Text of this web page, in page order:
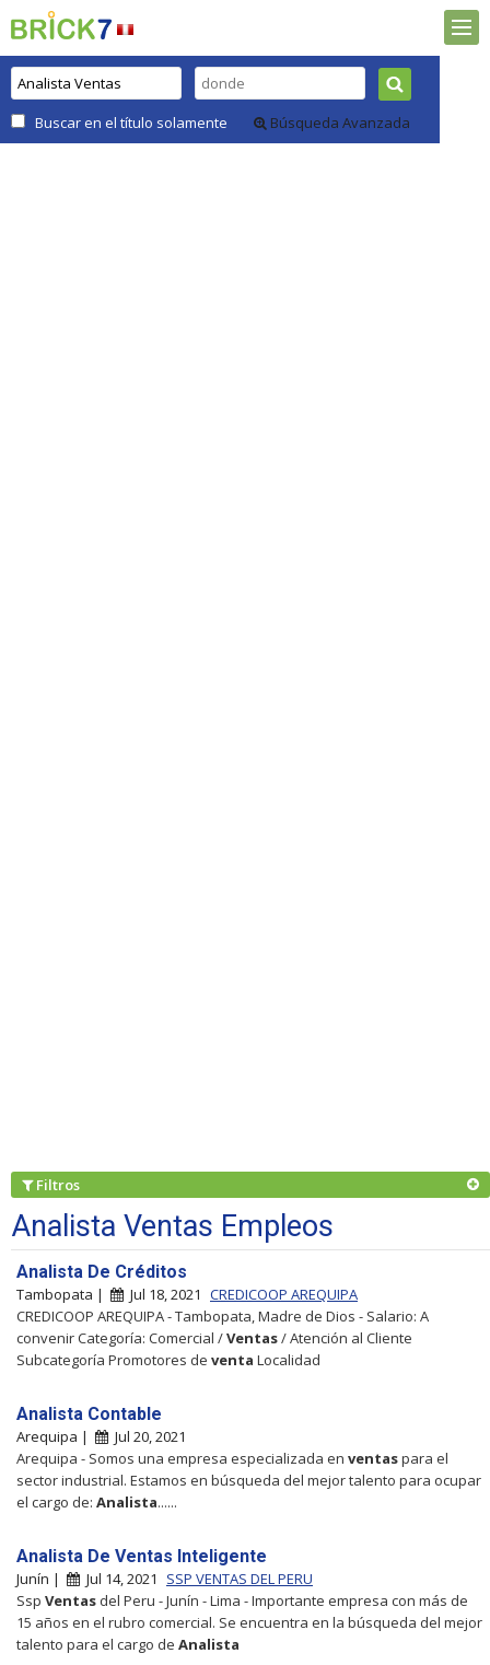
Buscar en el título solamente Búsqueda Avanzada
Filtros
Analista Ventas Empleos
Analista De Créditos
Tambopata | Jul 18, 2021 CREDICOOP AREQUIPA
CREDICOOP AREQUIPA - Tambopata, Madre de Dios - Salario: A
convenir Categoría: Comercial /Ventas/ Atención al Cliente
Subcategoría Promotores de venta Localidad
Analista Contable
Arequipa |
Jul 20, 2021
Arequipa - Somos una empresa especializada en ventaspara el
sector industrial. Estamos en búsqueda del mejor talento para ocupar
el cargo de: Analista......
Analista De Ventas Inteligente
Junín | Jul 14, 2021
SSP VENTAS DEL PERU
Ssp Ventas del Peru - Junín - Lima - Importante empresa con más de
15 años en el rubro comercial. Se encuentra en la búsqueda del mejor
talento para el cargo de Analista